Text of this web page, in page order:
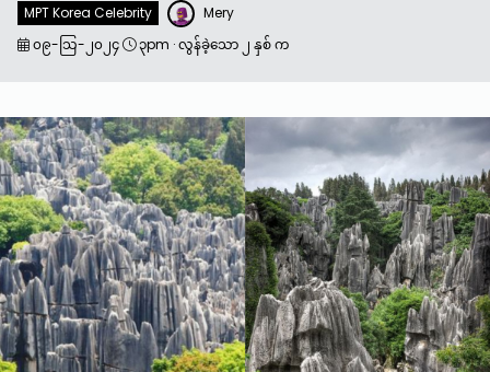
MPT Korea Celebrity
Mery
၀၉-သြ-၂၀၂၄
၃pm ·လွန်ခဲ့သော ၂ နှစ် က